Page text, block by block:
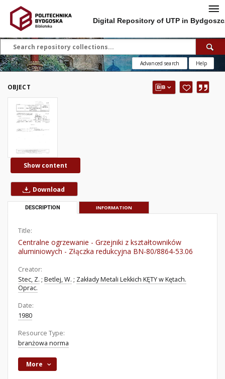
Digital Repository of UTP in
Advanced search Help
OBJECT
Show content
Download
DESCRIPTION INFORMATION
Title:
Centralne ogrzewanie - Grzejniki z kształtowników
aluminiowych - Złączka redukcyjna BN-80/8864-53.06
Creator:
Stec, Z. ; Betlej, W. ; Zakłady Metali Lekkich KĘTY w Kętach.
Oprac.
Date:
1980
Resource Type:
branżowa norma
More